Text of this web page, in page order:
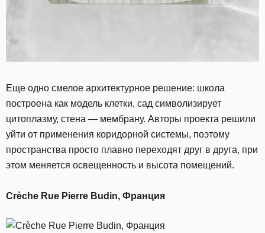
Еще одно смелое архитектурное решение: школа
построена как модель клетки, сад символизирует
цитоплазму, стена — мембрану. Авторы проекта решили
уйти от применения коридорной системы, поэтому
пространства просто плавно переходят друг в друга, при
этом меняется освещенность и высота помещений.
Crèche Rue Pierre Budin, Франция